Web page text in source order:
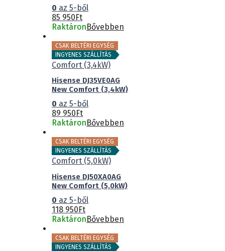
0 az 5-ből
85 950Ft
RaktáronBővebben
CSAK BELTÉRI EGYSÉG
INGYENES SZÁLLÍTÁS
Hisense DJ35VE0AG
New Comfort (3,4kW)
0 az 5-ből
89 950 Ft
Raktáron Bővebben
CSAK BELTÉRI EGYSÉG
INGYENES SZÁLLÍTÁS
Hisense DJ50XA0AG
New Comfort (5,0kW)
0 az 5-ből
118 950Ft
RaktáronBővebben
CSAK BELTÉRI EGYSÉG
INGYENES SZÁLLÍTÁS